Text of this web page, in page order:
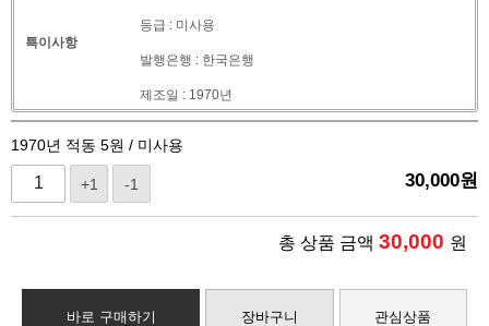
특이사항
등급 : 미사용
발행은행 : 한국은행
제조일 : 1970년
1970년 적동 5원 / 미사용
+1 -1 30,000원
총 상품 금액 30,000 원
바로 구매하기 장바구니 관심상품